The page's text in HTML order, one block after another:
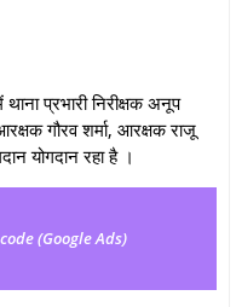
प्रभारी निरीक्षक अनूप
गौरव शर्मा, आरक्षक राजू
योगदान रहा है ।
(Google Ads)